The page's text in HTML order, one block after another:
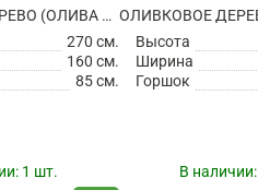
ОЛИВКОВОЕ ДЕРЕВО (ОЛИВА ЕВРОПЕЙСКАЯ)
270 см.
160 см.
85 см.
1 шт.
Высота
Ширина
Горшок
В наличии: